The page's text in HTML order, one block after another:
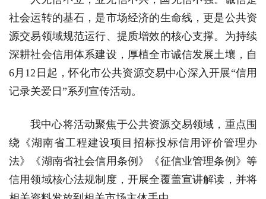
社会运转的基石，是市场经济的生命线，更是公共资
源交易领域规范运行、提质增效的核心支撑。为持续
深耕社会信用体系建设，厚植全市诚信发展土壤，自
6月12日起，怀化市公共资源交易中心深入开展“信用
记录关爱日”系列宣传活动。
我中心将活动聚焦于公共资源交易领域，重点围
绕《湖南省工程建设项目招标投标信用评价管理办
法》《湖南省社会信用条例》《征信业管理条例》等
信用领域核心法规制度，开展全覆盖宣讲解读，并将